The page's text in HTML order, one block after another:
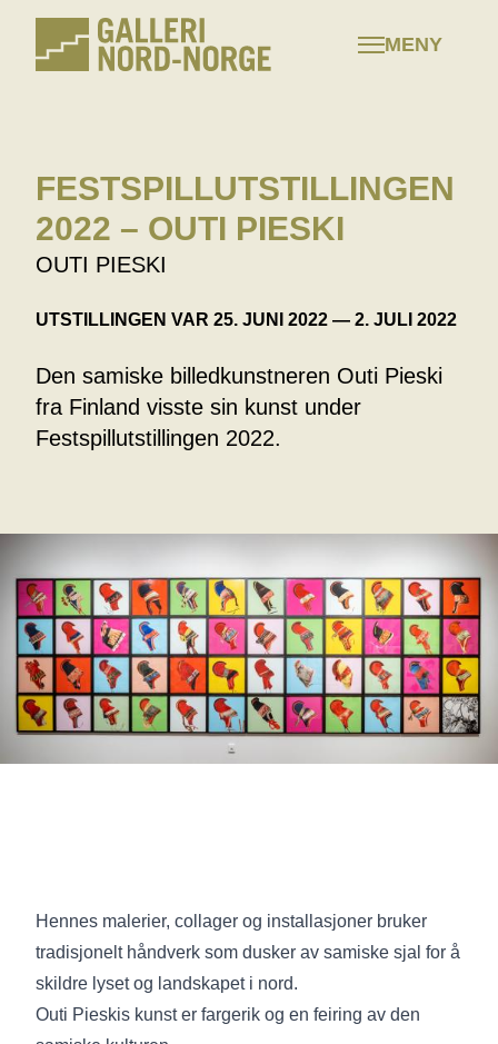
innhold
MENY
FESTSPILLUTSTILLINGEN
2022 – OUTI PIESKI
OUTI PIESKI
UTSTILLINGEN VAR 25. JUNI 2022 — 2. JULI 2022
Den samiske billedkunstneren Outi Pieski
fra Finland visste sin kunst under
Festspillutstillingen 2022.
Hennes malerier, collager og installasjoner bruker
tradisjonelt håndverk som dusker av samiske sjal for å
skildre lyset og landskapet i nord.
Outi Pieskis kunst er fargerik og en feiring av den